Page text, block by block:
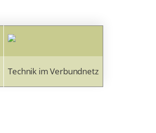
Technik im Verbundnetz